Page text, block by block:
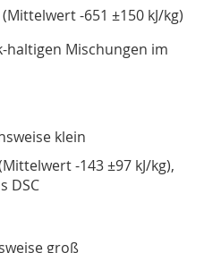
-651 ±150 kJ/kg)
Mischungen im
klein
-143 ±97 kJ/kg),
DSC
groß